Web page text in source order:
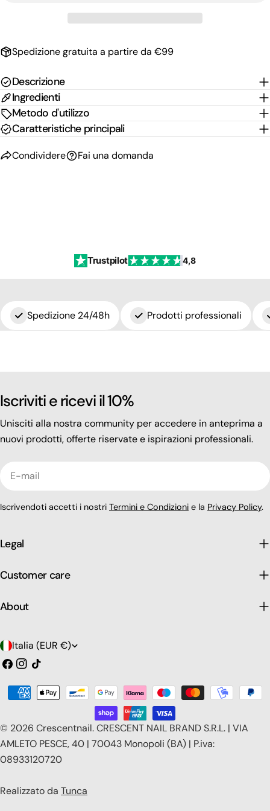
Spedizione gratuita a partire da €99
Descrizione
Ingredienti
Metodo d'utilizzo
Caratteristiche principali
Condividere
CondividiCondividi
su
Pin
su
Fai una domanda
Invia Domanda
Trustpilot 4,8
Spedizione 24/48h Prodotti professionali
Iscriviti e ricevi il 10%
Unisciti alla nostra community per accedere in anteprima a
nuovi prodotti, offerte riservate e ispirazioni professionali.
Iscrivendoti accetti i nostri Termini e Condizioni e la Privacy Policy.
Legal
Customer care
About
P
a
e
/
r
e
Italia (EUR €)
Facebook
Instagram
Tic
© 2026 Crescentnail.CRESCENT NAIL BRAND S.R.L. | VIA
AMLETO PESCE, 40 | 70043 Monopoli (BA) | P.iva:
08933120720
Realizzato da Tunca
Modalità
pagamento